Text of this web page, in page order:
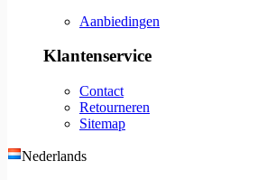
Aanbiedingen
Klantenservice
Contact
Retourneren
Sitemap
Nederlands